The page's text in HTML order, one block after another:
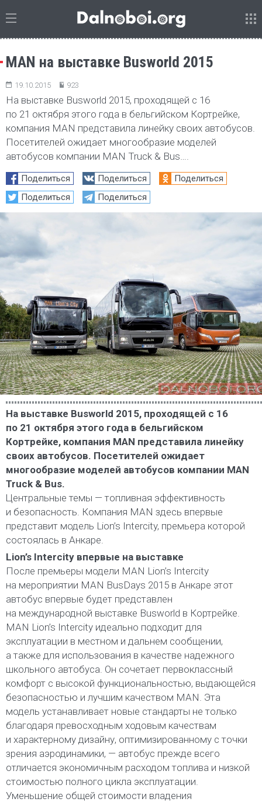
MAN на выставке Busworld 2015
19.10.2015 923
На выставке Busworld 2015, проходящей с 16
по 21 октября этого года в бельгийском Кортрейке,
компания MAN представила линейку своих автобусов.
Посетителей ожидает многообразие моделей
автобусов компании MAN Truck & Bus….
Поделиться Поделиться
Поделиться
Поделиться
Поделиться
На выставке Busworld 2015, проходящей с 16
по 21 октября этого года в бельгийском
Кортрейке, компания MAN представила линейку
своих автобусов. Посетителей ожидает
многообразие моделей автобусов компании MAN
Truck & Bus.
Центральные темы — топливная эффективность
и безопасность. Компания MAN здесь впервые
представит модель Lion’s Intercity, премьера которой
состоялась в Анкаре.
Lion’s Intercity впервые на выставке
После премьеры модели MAN Lion’s Intercity
на мероприятии MAN BusDays 2015 в Анкаре этот
автобус впервые будет представлен
на международной выставке Busworld в Кортрейке.
MAN Lion’s Intercity идеально подходит для
эксплуатации в местном и дальнем сообщении,
а также для использования в качестве надежного
школьного автобуса. Он сочетает первоклассный
комфорт с высокой функциональностью, выдающейся
безопасностью и лучшим качеством MAN. Эта
модель устанавливает новые стандарты не только
благодаря превосходным ходовым качествам
и характерному дизайну, оптимизированному с точки
зрения аэродинамики, — автобус прежде всего
отличается экономичным расходом топлива и низкой
стоимостью полного цикла эксплуатации.
Уменьшение общей стоимости владения